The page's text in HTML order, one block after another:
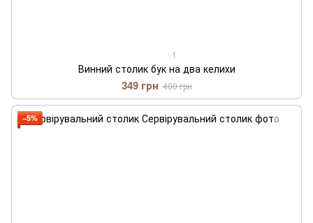
1
Винний столик бук на два келихи
349 грн 400 грн
−5%